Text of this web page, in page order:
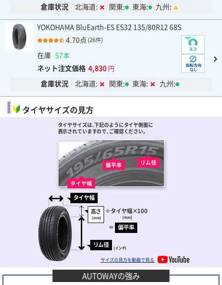
倉庫状況 北海道: 関東: 東海: 九州:
YOKOHAMA BluEarth-ES ES32 135/80R12 68S
4.70点 (26件)
在庫 57本
ネット注文価格 4,830 円
倉庫状況 北海道: 関東: 東海: 九州:
タイヤサイズの見方
タイヤサイズは､下記のようにタイヤ側面に
表示されていますので､ご確認ください。
タイヤ幅
偏平率 リム径
タイヤ幅
高さ
(mm)
÷タイヤ幅
(mm)
×100
＝ 偏平率
リム径 (インチ)
サイズの見方を動画で見る
AUTOWAYの強み